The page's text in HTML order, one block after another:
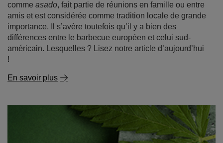
comme asado, fait partie de réunions en famille ou entre
amis et est considérée comme tradition locale de grande
importance. Il s’avère toutefois qu’il y a bien des
différences entre le barbecue européen et celui sud-
américain. Lesquelles ? Lisez notre article d’aujourd’hui
!
En savoir plus